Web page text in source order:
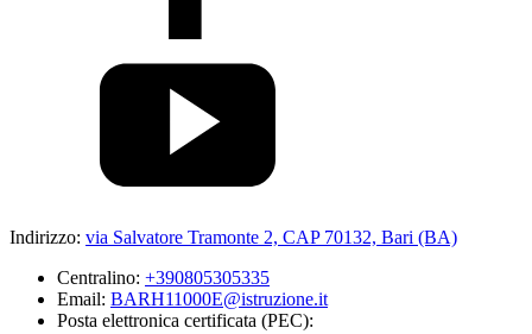
Indirizzo: via Salvatore Tramonte 2, CAP 70132, Bari (BA)
Centralino: +390805305335
Email: BARH11000E@istruzione.it
Posta elettronica certificata (PEC):